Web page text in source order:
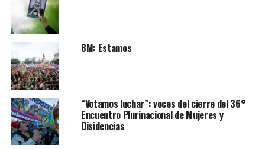
8M: Estamos
“Votamos luchar”: voces del cierre del 36°
Encuentro Plurinacional de Mujeres y
Disidencias